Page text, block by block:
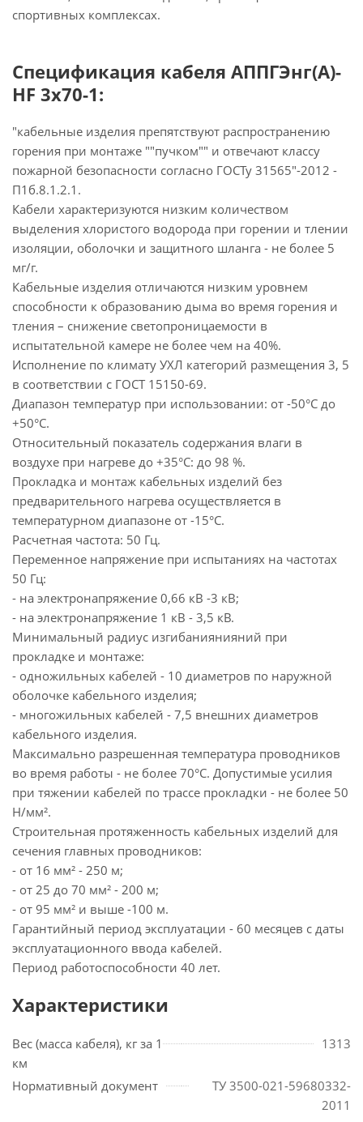
спортивных комплексах.
Спецификация кабеля АППГЭнг(А)-
HF 3х70-1:
"кабельные изделия препятствуют распространению
горения при монтаже ""пучком"" и отвечают классу
пожарной безопасности согласно ГОСТу 31565"-2012 -
П1б.8.1.2.1.
Кабели характеризуются низким количеством
выделения хлористого водорода при горении и тлении
изоляции, оболочки и защитного шланга - не более 5
мг/г.
Кабельные изделия отличаются низким уровнем
способности к образованию дыма во время горения и
тления – снижение светопроницаемости в
испытательной камере не более чем на 40%.
Исполнение по климату УХЛ категорий размещения 3, 5
в соответствии с ГОСТ 15150-69.
Диапазон температур при использовании: от -50°С до
+50°С.
Относительный показатель содержания влаги в
воздухе при нагреве до +35°С: до 98 %.
Прокладка и монтаж кабельных изделий без
предварительного нагрева осуществляется в
температурном диапазоне от -15°С.
Расчетная частота: 50 Гц.
Переменное напряжение при испытаниях на частотах
50 Гц:
- на электронапряжение 0,66 кВ -3 кВ;
- на электронапряжение 1 кВ - 3,5 кВ.
Минимальный радиус изгибаниянияний при
прокладке и монтаже:
- одножильных кабелей - 10 диаметров по наружной
оболочке кабельного изделия;
- многожильных кабелей - 7,5 внешних диаметров
кабельного изделия.
Максимально разрешенная температура проводников
во время работы - не более 70°С. Допустимые усилия
при тяжении кабелей по трассе прокладки - не более 50
Н/мм².
Строительная протяженность кабельных изделий для
сечения главных проводников:
- от 16 мм² - 250 м;
- от 25 до 70 мм² - 200 м;
- от 95 мм² и выше -100 м.
Гарантийный период эксплуатации - 60 месяцев с даты
эксплуатационного ввода кабелей.
Период работоспособности 40 лет.
Характеристики
Вес (масса кабеля), кг за 1
км
1313
Нормативный документ
ТУ 3500-021-59680332-
2011